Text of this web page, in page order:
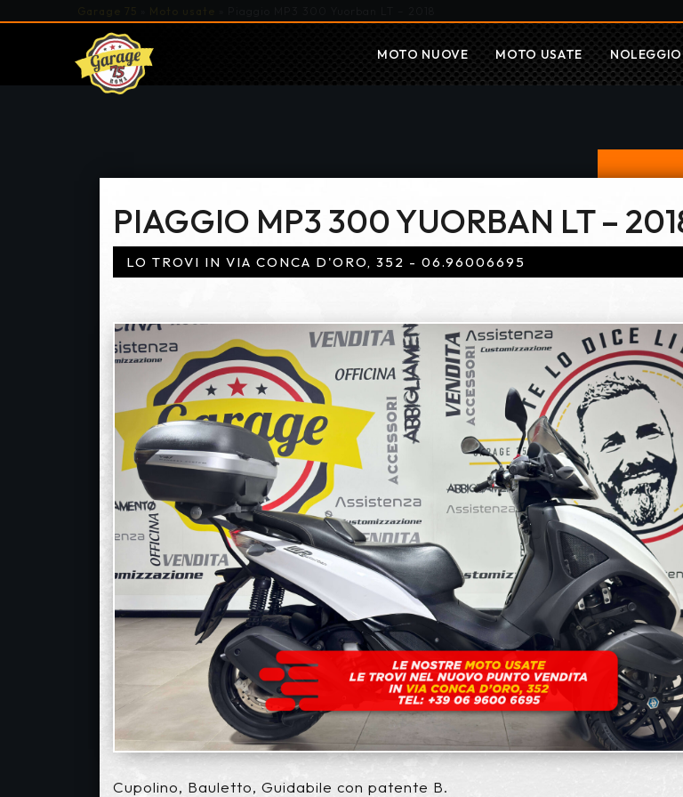
MOTO NUOVE MOTO USATE NOLEGGIO
PIAGGIO MP3 300 YUORBAN LT –
LO TROVI IN VIA CONCA D'ORO, 352 - 06.96006695
Cupolino, Bauletto, Guidabile con patente B.